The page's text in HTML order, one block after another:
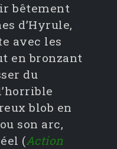
bêtement
d’Hyrule,
avec les
en bronzant
du
blob en
son arc,
(Action